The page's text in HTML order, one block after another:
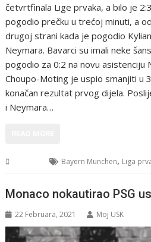
četvrtfinala Lige prvaka, a bilo je
pogodio prečku u trećoj minuti, a
drugoj strani kada je pogodio
Neymara. Bavarci su imali neke
pogodio za 0:2 na novu asistenciju
Choupo-Moting je uspio smanjiti u
konačan rezultat prvog dijela.
i Neymara…
Bayern Munchen, Liga
Monaco nokautirao PSG
22 Februara, 2021 Moj USK